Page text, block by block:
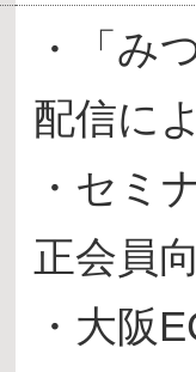
・「み
配信に
・セミ
正会員
・大阪